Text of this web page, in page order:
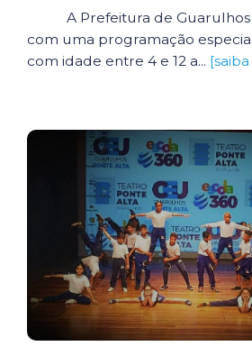
A Prefeitura de Guarulhos
com uma programação
com idade entre 4 e 12 a...